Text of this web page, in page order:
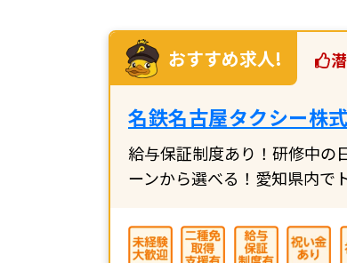
おすすめ求人!
名鉄名古屋タクシー株
給与保証制度あり！研修中の
ーンから選べる！愛知県内で